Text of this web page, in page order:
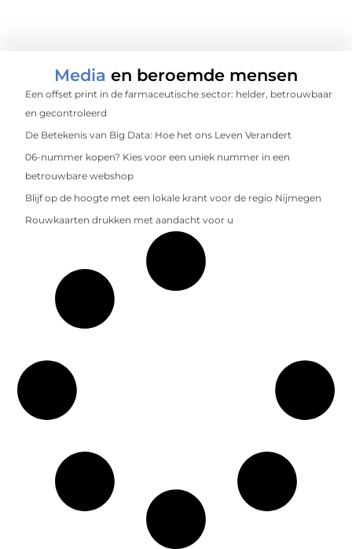
Media en beroemde mensen
Een offset print in de farmaceutische sector: helder, betrouwbaar
en gecontroleerd
De Betekenis van Big Data: Hoe het ons Leven Verandert
06-nummer kopen? Kies voor een uniek nummer in een
betrouwbare webshop
Blijf op de hoogte met een lokale krant voor de regio Nijmegen
Rouwkaarten drukken met aandacht voor u